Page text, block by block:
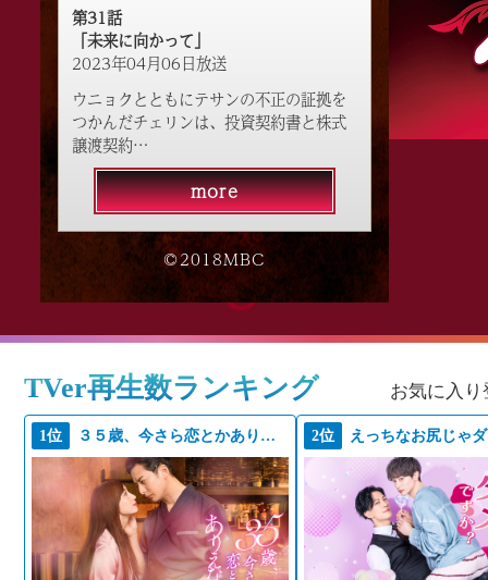
第31話
「未来に向かって」
2023年04月06日放送
ウニョクとともにテサンの不正の証拠を
つかんだチェリンは、投資契約書と株式
譲渡契約…
more
©2018MBC
TVer再生数ランキング お気に入
1位 ３５歳、今さら恋とかありえない 2位